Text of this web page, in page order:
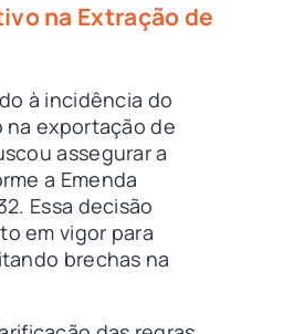
na Extração de
à incidência do
na exportação de
assegurar a
a Emenda
Essa decisão
em vigor para
brechas na